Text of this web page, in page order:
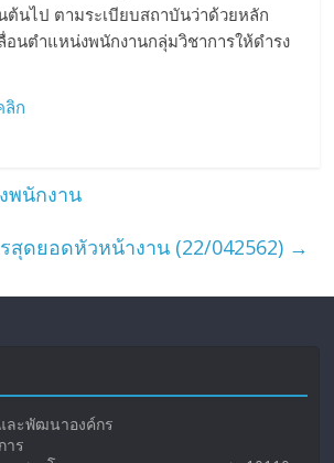
ต้นไป ตามระเบียบสถาบันว่าด้วยหลัก
อนตำแหน่งพนักงานกลุ่มวิชาการให้ดำรง
ลิก
พนักงาน
สุดยอดหัวหน้างาน (22/042562) →
ละพัฒนาองค์กร
าร